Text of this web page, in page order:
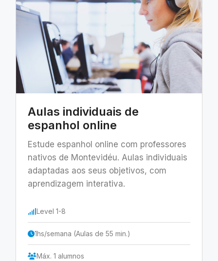
Aulas individuais de
espanhol online
Estude espanhol online com professores
nativos de Montevidéu. Aulas individuais
adaptadas aos seus objetivos, com
aprendizagem interativa.
Level 1-8
1hs/semana (Aulas de 55 min.)
Máx. 1 alumnos